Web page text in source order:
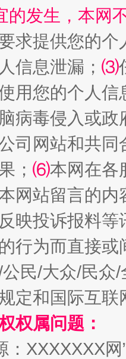
期 从幼
上场
规模
的发生，本网
求提供您的个
信息泄漏； ⑶
用您的个人
病毒侵入或
司网站和共
； ⑹本网在各
网站留言的内
映投诉报料
行为而直接
民/大众/民
定和国际互
权属问题：
：XXXXXXX